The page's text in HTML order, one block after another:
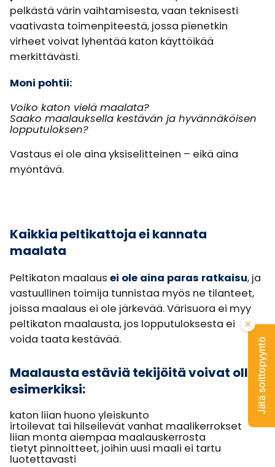
Jätä soittopyyntö
pelkästä värin vaihtamisesta, vaan teknisesti
vaativasta toimenpiteestä, jossa pienetkin
virheet voivat lyhentää katon käyttöikää
merkittävästi.
Moni pohtii:
Voiko katon vielä maalata?
Saako maalauksella kestävän ja hyvännäköisen
lopputuloksen?
Vastaus ei ole aina yksiselitteinen – eikä aina
myöntävä.
Kaikkia peltikattoja ei kannata
maalata
Peltikaton maalaus ei ole aina paras ratkaisu, ja
vastuullinen toimija tunnistaa myös ne tilanteet,
joissa maalaus ei ole järkevää. Värisuora ei myy
peltikaton maalausta, jos lopputuloksesta ei
voida taata kestävää.
Maalausta estäviä tekijöitä voivat olla
esimerkiksi:
katon liian huono yleiskunto
irtoilevat tai hilseilevät vanhat maalikerrokset
liian monta aiempaa maalauskerrosta
tietyt pinnoitteet, joihin uusi maali ei tartu
luotettavasti